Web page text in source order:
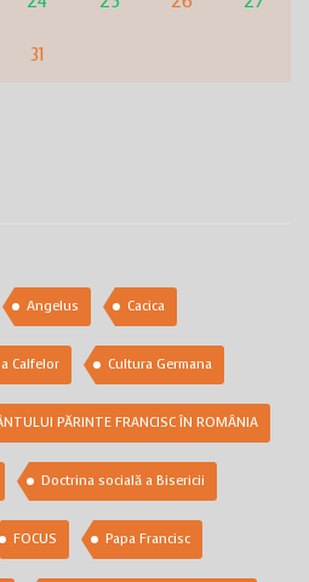
31
Angelus Cacica
Calfelor Cultura Germana
PĂRINTE FRANCISC ÎN ROMÂNIA
Doctrina socială a Bisericii
FOCUS Papa Francisc